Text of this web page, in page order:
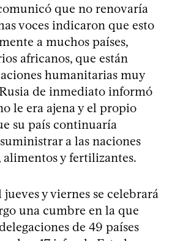
que no renovaría
voces indicaron que esto
a muchos países,
africanos, que están
humanitarias muy
de inmediato informó
le era ajena y el propio
su país continuaría
a las naciones
alimentos y fertilizantes.
y viernes se celebrará
una cumbre en la que
de 49 países